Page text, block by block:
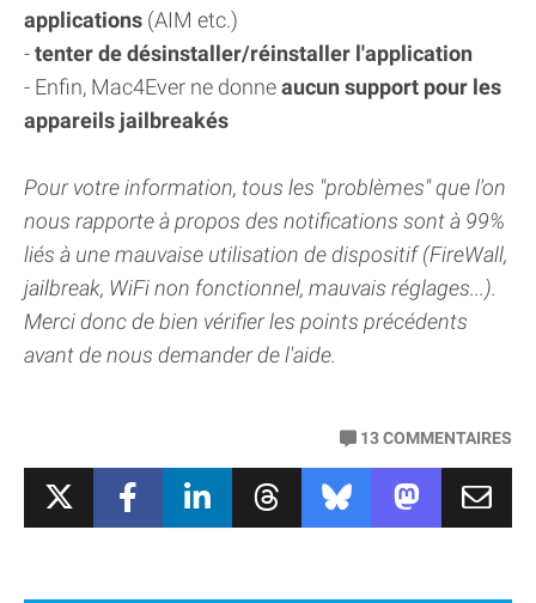
applications (AIM etc.)
-tenter de désinstaller/réinstaller l'application
- Enfin, Mac4Ever ne donneaucun support pour les
appareils jailbreakés
Pour votre information, tous les "problèmes" que l'on
nous rapporte à propos des notifications sont à 99%
liés à une mauvaise utilisation de dispositif (FireWall,
jailbreak, WiFi non fonctionnel, mauvais réglages...).
Merci donc de bien vérifier les points précédents
avant de nous demander de l'aide.
13COMMENTAIRES